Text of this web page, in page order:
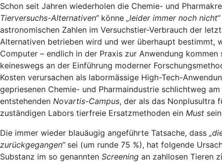
Schon seit Jahren wiederholen die Chemie- und
Tierversuchs-Alternativen“könne „leider immer noch nicht“
astronomischen Zahlen im Versuchstier-Verbrauch der
Alternativen betrieben wird und wer überhaupt bestimmt,
Computer – endlich in der Praxis zur Anwendung
keineswegs an der Einführung moderner
Kosten verursachen als labormässige High-Tech-
gepriesenen Chemie- und Pharmaindustrie schlichtweg
entstehenden Novartis-Campus, der als das Nonplusultra
zuständigen Labors tierfreie Ersatzmethoden ein Must
Die immer wieder blauäugig angeführte Tatsache, dass
zurückgegangen“ sei (um runde 75 %), hat folgende
Substanz im so genannten Screening an zahllosen Tieren